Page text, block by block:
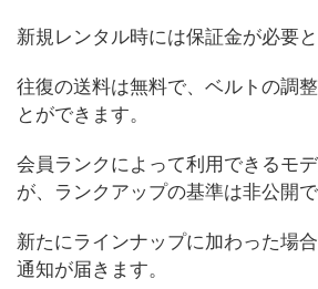
新規レンタル時には保証金が必要と
往復の送料は無料で、ベルトの調
とができます。
会員ランクによって利用できるモ
が、ランクアップの基準は非公開で
新たにラインナップに加わった場
通知が届きます。